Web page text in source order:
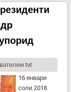
tvt
16 январи
соли 2018